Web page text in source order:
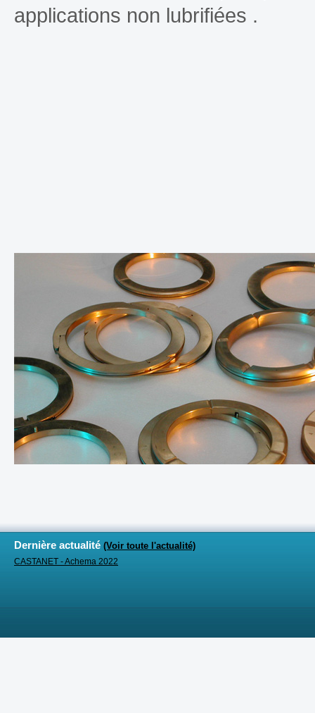
applications non lubrifiées .
Dernière actualité (Voir toute l'actualité)
CASTANET - Achema 2022